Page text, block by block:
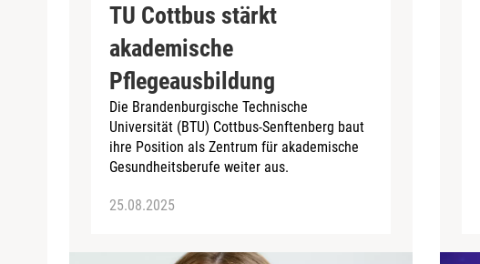
TU Cottbus stärkt
akademische
Pflegeausbildung
Die Brandenburgische Technische
Universität (BTU) Cottbus-Senftenberg baut
ihre Position als Zentrum für akademische
Gesundheitsberufe weiter aus.
25.08.2025